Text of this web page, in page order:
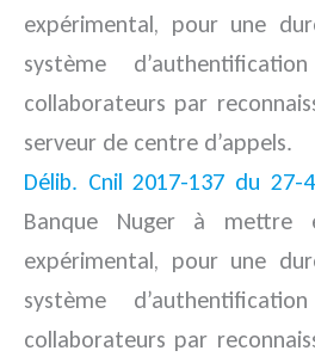
expérimental, pour une
système
collaborateurs par
serveur de centre d’appels.
Délib. Cnil 2017-137 du 27-
Banque Nuger à
expérimental, pour une
système
collaborateurs par